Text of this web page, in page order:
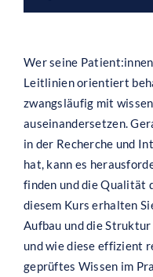
Wer seine
Leitlinien orientiert
zwangsläufig mit
auseinandersetzen.
in der Recherche und
hat, kann es
finden und die Qualität
diesem Kurs erhalten
Aufbau und die
und wie diese effizient
geprüftes Wissen im